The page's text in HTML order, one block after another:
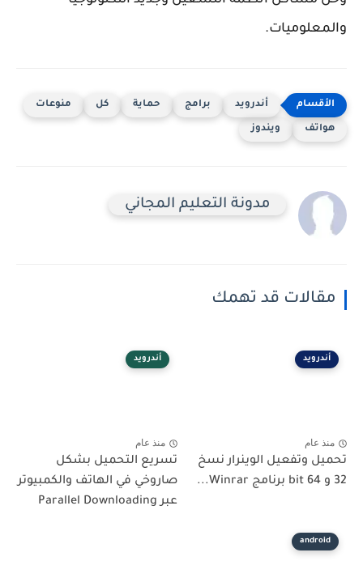
والمعلوميات.
أندرويد برامج حماية كل منوعات
هواتف ويندوز
مدونة التعليم المجاني
مقالات قد تهمك
أندرويد
منذ عام
تحميل وتفعيل الوينرار نسخ
32 و 64 bit برنامج Winrar...
أندرويد
منذ عام
تسريع التحميل بشكل
صاروخي في الهاتف والكمبيوتر
عبر Parallel Downloading
android